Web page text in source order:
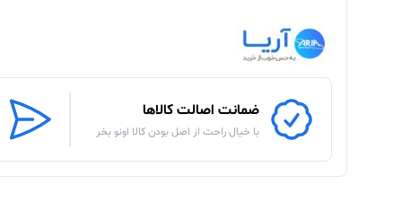
ضمانت اصالت کالاها
با خیال راحت از اصل بودن کالا اونو بخر